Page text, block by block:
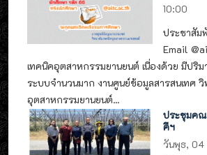
10:00
ประชาสัม
Email
เทคนิคอุตสาหกรรมยานยนต์ เนื่องด้วย มีปริ
ระบบจำนวนมาก งานศูนย์ข้อมูลสารสนเทศ วิ
อุตสาหกรรมยานยนต์...
ประชุมคณ
คีฯ
วันพุธ, 04